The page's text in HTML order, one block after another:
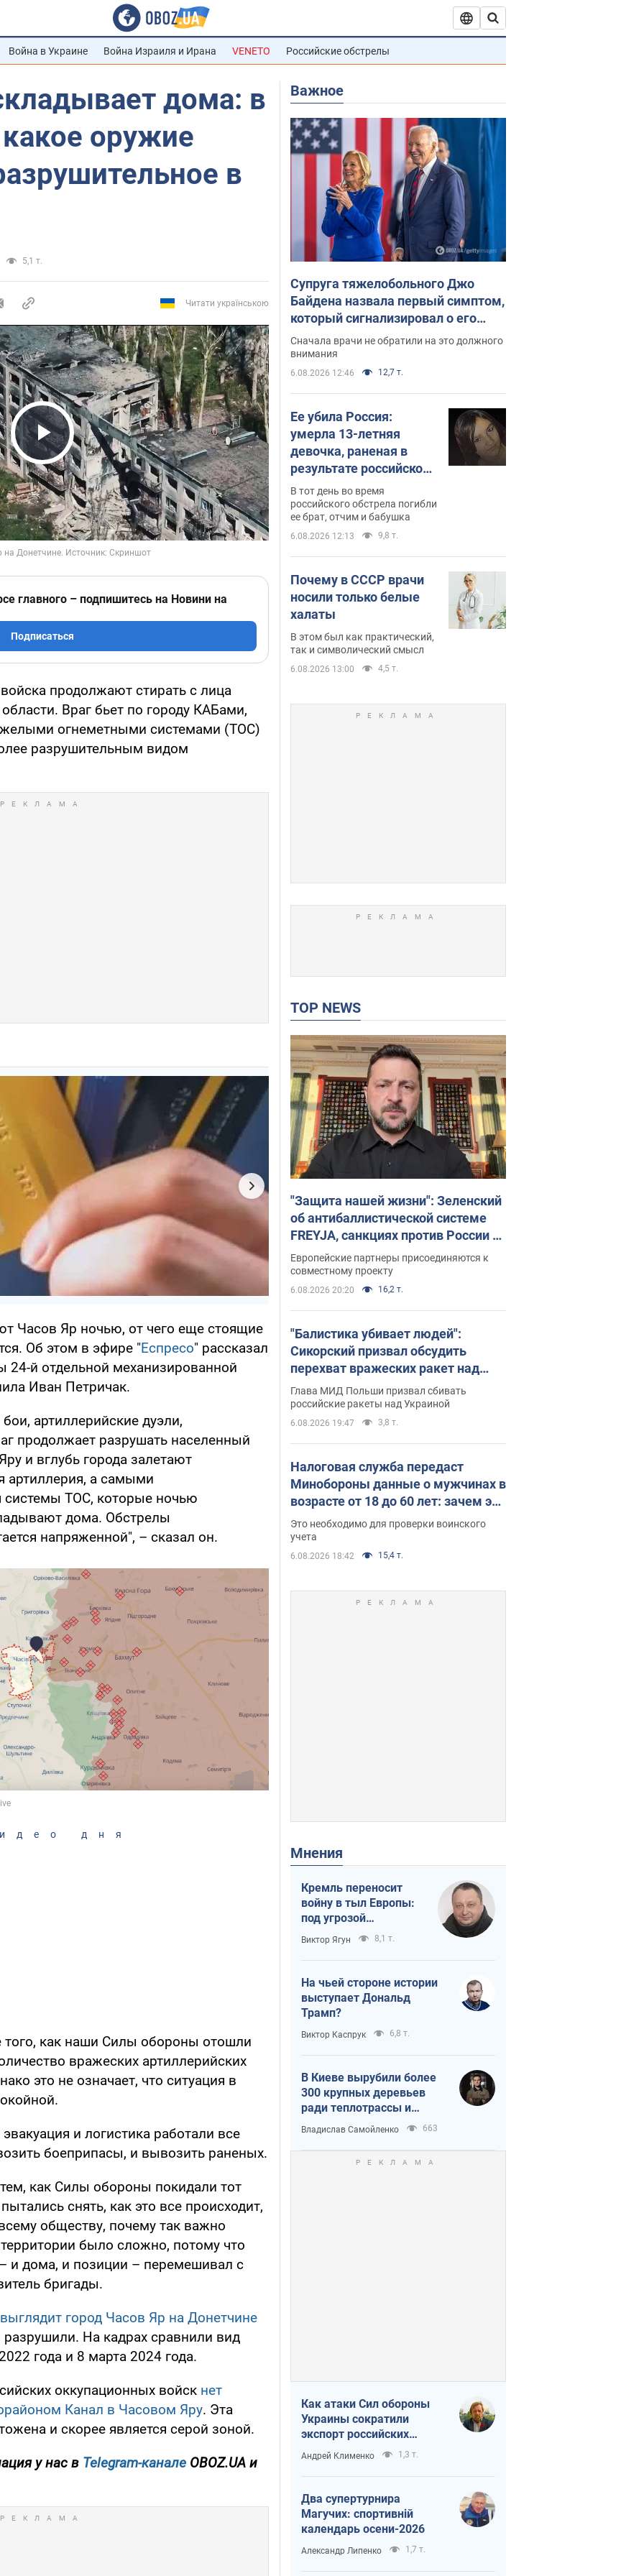
Война в Украине Война Израиля и Ирана VENETO Российские обстрелы
дома: в
оружие
в
5,1 т.
Читати українською
Play Video
главного – подпишитесь на Новини на
Подписаться
продолжают стирать с лица
Враг бьет по городу КАБами,
огнеметными системами (ТОС)
разрушительным видом
Часов Яр ночью, от чего еще стоящие
Об этом в эфире "Еспресо" рассказал
24-й отдельной механизированной
Иван Петричак.
артиллерийские дуэли,
продолжает разрушать населенный
и вглубь города залетают
артиллерия, а самыми
ТОС, которые ночью
дома. Обстрелы
напряженной", – сказал он.
дня
того, как наши Силы обороны отошли
вражеских артиллерийских
это не означает, что ситуация в
и логистика работали все
боеприпасы, и вывозить раненых.
как Силы обороны покидали тот
снять, как это все происходит,
обществу, почему так важно
было сложно, потому что
и дома, и позиции – перемешивал с
бригады.
город Часов Яр на Донетчине
На кадрах сравнили вид
года и 8 марта 2024 года.
оккупационных войск нет
Канал в Часовом Яру. Эта
и скорее является серой зоной.
у нас в Telegram-канале OBOZ.UA и
Важное
Супруга тяжелобольного Джо
Байдена назвала первый симптом,
который сигнализировал о его
"агрессивном" раке
Сначала врачи не обратили на это должного
внимания
6.08.2026 12:46 12,7 т.
Ее убила Россия:
умерла 13-летняя
девочка, раненая в
результате российской
атаки на Сумскую
область. Фото
В тот день во время
российского обстрела погибли
ее брат, отчим и бабушка
6.08.2026 12:13 9,8 т.
Почему в СССР врачи
носили только белые
халаты
В этом был как практический,
так и символический смысл
6.08.2026 13:00 4,5 т.
TOP NEWS
"Защита нашей жизни": Зеленский
об антибаллистической системе
FREYJA, санкциях против России и
поддержке аграриев. Видео
Европейские партнеры присоединяются к
совместному проекту
6.08.2026 20:20 16,2 т.
"Балистика убивает людей":
Сикорский призвал обсудить
перехват вражеских ракет над
Украиной
Глава МИД Польши призвал сбивать
российские ракеты над Украиной
6.08.2026 19:47 3,8 т.
Налоговая служба передаст
Минобороны данные о мужчинах в
возрасте от 18 до 60 лет: зачем это
нужно
Это необходимо для проверки воинского
учета
6.08.2026 18:42 15,4 т.
Мнения
Кремль переносит
войну в тыл Европы:
под угрозой
критическая
логистика
Виктор Ягун 8,1 т.
На чьей стороне истории
выступает Дональд
Трамп?
Виктор Каспрук 6,8 т.
В Киеве вырубили более
300 крупных деревьев
ради теплотрассы и
вопреки Генплану
Владислав Самойленко 663
Как атаки Сил обороны
Украины сократили
экспорт российских
нефтепродуктов
Андрей Клименко 1,3 т.
Два супертурнира
Магучих: спортивній
календарь осени-2026
Александр Липенко 1,7 т.